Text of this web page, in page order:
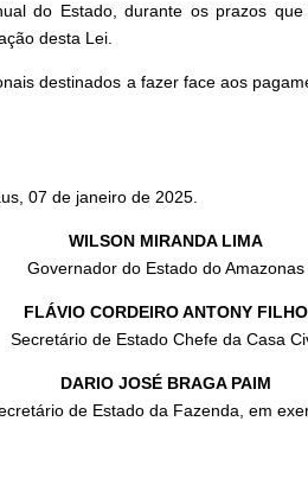
do Estado, durante os prazos
desta Lei.
destinados a fazer face aos
07 de janeiro de 2025.
WILSON MIRANDA LIMA
Governador do Estado do Amazonas
FLÁVIO CORDEIRO ANTONY FILHO
Secretário de Estado Chefe da Casa
DARIO JOSÉ BRAGA PAIM
de Estado da Fazenda, em